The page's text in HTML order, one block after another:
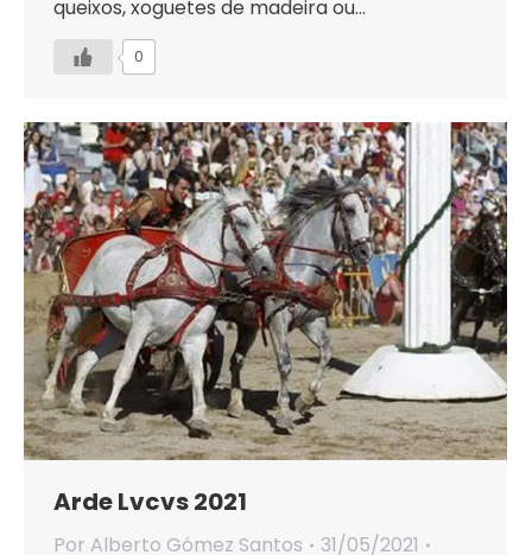
queixos, xoguetes de madeira ou…
0
Arde Lvcvs 2021
Por Alberto Gómez Santos
31/05/2021